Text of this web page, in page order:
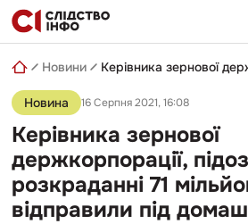
Skip
to
content
пошуковий
запит
Новини
Новина 16 Серпня 2021, 16:08
Керівника зернової
держкорпорації,
розкраданні 71
відправили під